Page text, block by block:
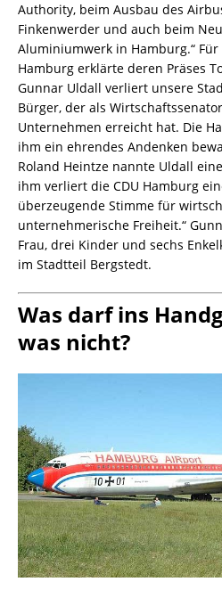
Authority, beim Ausbau des
Finkenwerder und auch beim
Aluminiumwerk in Hamburg.“
Hamburg erklärte deren Präses
Gunnar Uldall verliert unsere
Bürger, der als
Unternehmen erreicht hat. Die
ihm ein ehrendes Andenken
Roland Heintze nannte Uldall
ihm verliert die CDU Hamburg
überzeugende Stimme für
unternehmerische Freiheit.“
Frau, drei Kinder und sechs
im Stadtteil Bergstedt.
Was darf ins
was nicht?